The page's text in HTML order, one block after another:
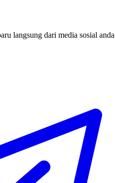
langsung dari media sosial anda